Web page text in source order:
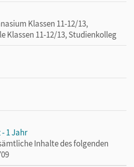
Klassen 11-12/13,
Klassen 11-12/13, Studienkolleg
1 Jahr
Inhalte des folgenden